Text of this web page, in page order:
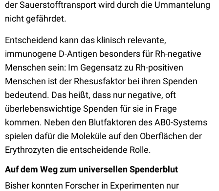
der Sauerstofftransport wird durch die Ummantelung
nicht gefährdet.
Entscheidend kann das klinisch relevante,
immunogene D-Antigen besonders für Rh-negative
Menschen sein: Im Gegensatz zu Rh-positiven
Menschen ist der Rhesusfaktor bei ihren Spenden
bedeutend. Das heißt, dass nur negative, oft
überlebenswichtige Spenden für sie in Frage
kommen. Neben den Blutfaktoren des AB0-Systems
spielen dafür die Moleküle auf den Oberflächen der
Erythrozyten die entscheidende Rolle.
Auf dem Weg zum universellen Spenderblut
Bisher konnten Forscher in Experimenten nur